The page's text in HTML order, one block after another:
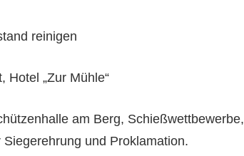
reinigen
Hotel „Zur Mühle“
am Berg, Schießwettbewerbe,
und Proklamation.